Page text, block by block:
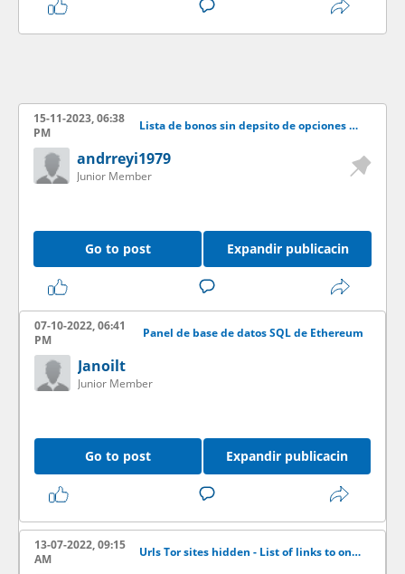
15-11-2023, 06:38
PM
Lista de bonos sin depsito de opciones binarias: obtenga hasta un 95 % de beneficio
andrreyi1979
Junior Member
Go to post Expandir publicacin
07-10-2022, 06:41
PM
Panel de base de datos SQL de Ethereum
Janoilt
Junior Member
Go to post Expandir publicacin
13-07-2022, 09:15
AM
Urls Tor sites hidden - List of links to onion sites dark Internet